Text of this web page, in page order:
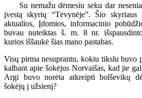
Su nemažu dėmesiu seku dar
įvestą skyrių “Tėvynėje”. Šio skyriaus
aktualios, Įdomios, informacinio
buvau nuteiktas š. m. 8 nr.
kurios iššaukė šias mano pastabas.
Visų pirma nesuprantu, kokiu tikslu buvo
kalbant apie šokėjus Norvaišas, kad jie
Argi buvo norėta atkreipti bolševikų
šokėjų į užsienį?